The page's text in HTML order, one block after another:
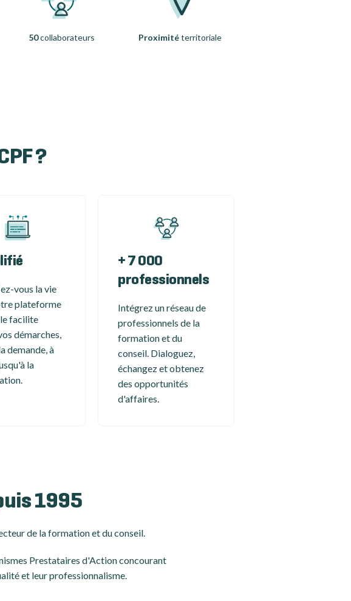
50collaborateurs Proximitéterritoriale
?
vous la vie
plateforme
facilite
démarches,
demande, à
la
+ 7 000
professionnels
Intégrez un réseau de
professionnels de la
formation et du
conseil. Dialoguez,
échangez et obtenez
des opportunités
d'affaires.
1995
de la formation et du conseil.
Prestataires d'Action concourant
et leur professionnalisme.